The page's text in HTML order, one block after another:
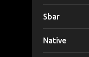
Sbar
Native